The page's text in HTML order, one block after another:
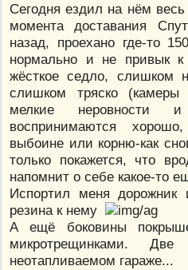
Сегодня ездил на нём
момента доставания
назад, проехано где-то
нормально и не привык
жёсткое седло, слишком
слишком тряско (камеры
мелкие неровности
воспринимаются
выбоине или корню-как
только покажется, что
напомнит о себе какое-то
Испортил меня дорожник
резина к нему
А ещё боковины
микротрещинками.
неотапливаемом гараже...